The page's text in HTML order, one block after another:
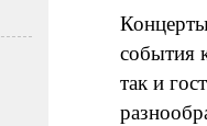
события
так и